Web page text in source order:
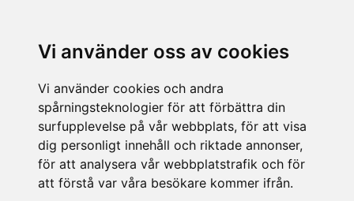
Vi använder oss av cookies
Vi använder cookies och andra
spårningsteknologier för att förbättra din
surfupplevelse på vår webbplats, för att visa
dig personligt innehåll och riktade annonser,
för att analysera vår webbplatstrafik och för
att förstå var våra besökare kommer ifrån.